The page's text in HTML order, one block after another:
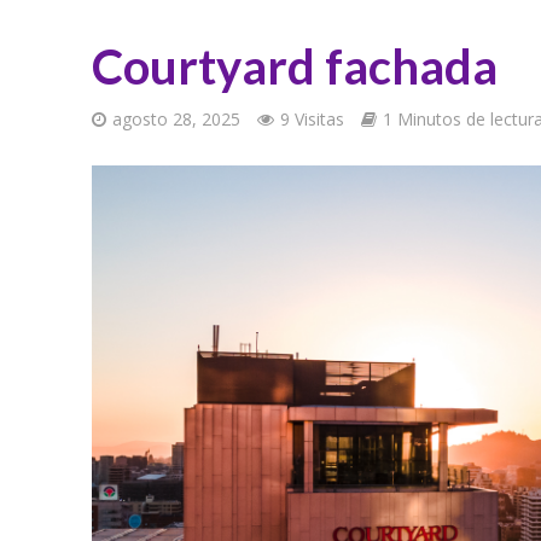
Courtyard fachada
agosto 28, 2025 9 Visitas 1 Minutos de